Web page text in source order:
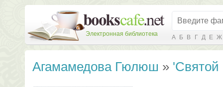
Электронная библиотека А Б В Г Д Е Ж
Агамамедова Гюлюш » 'Святой